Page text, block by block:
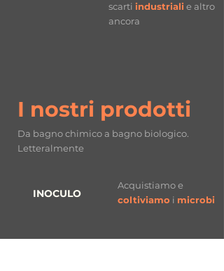
scarti industriali e altro
ancora
I nostri prodotti
Da bagno chimico a bagno biologico.
Letteralmente
INOCULO
Acquistiamo e
coltiviamo i microbi